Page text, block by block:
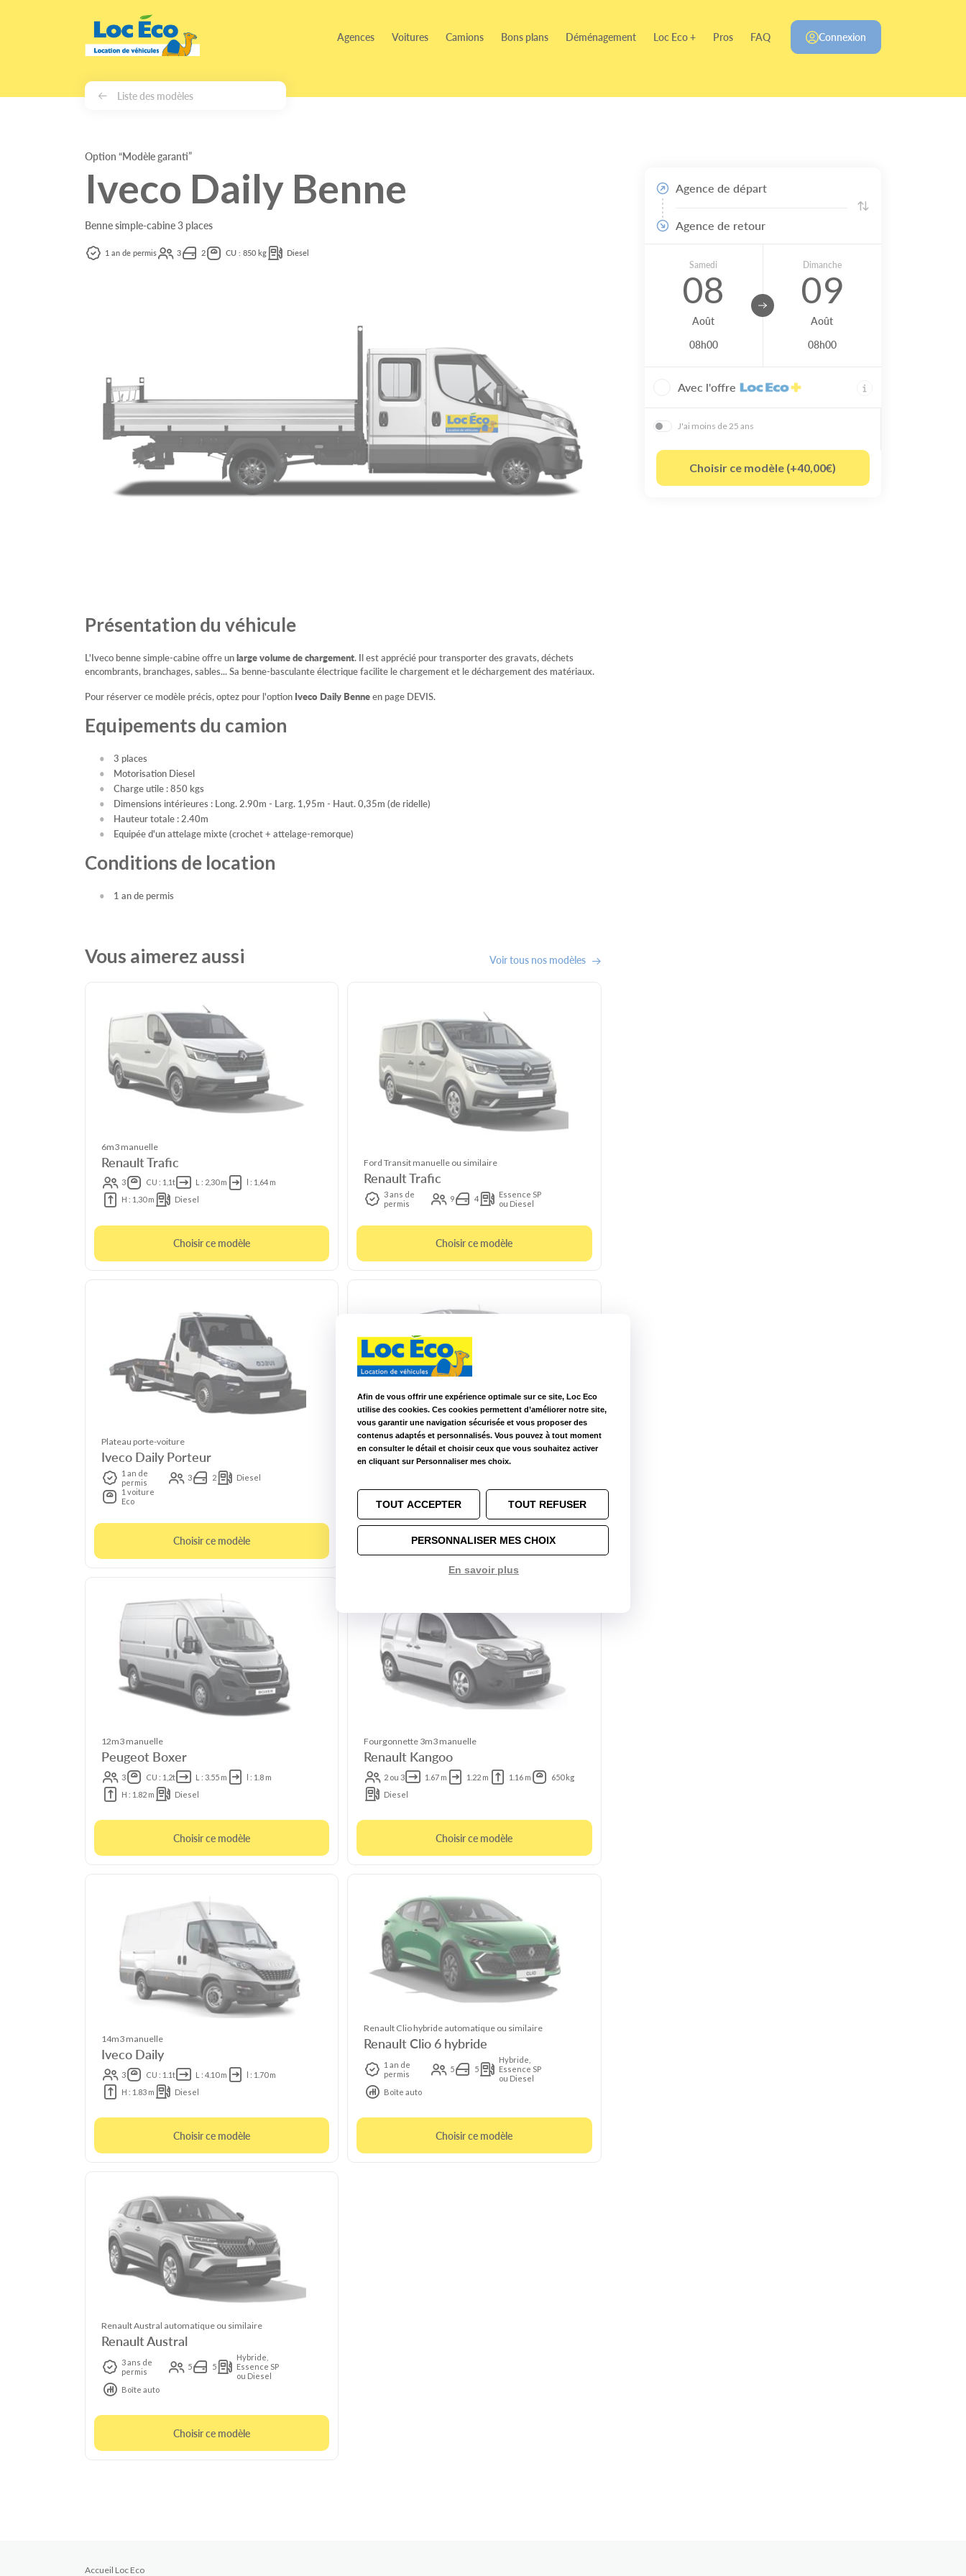
Agences Voitures Camions Bons plans Déménagement Loc Eco + Pros FAQ Connexion
Liste des modèles
Option “Modèle garanti”
Iveco Daily Benne
Benne simple-cabine 3 places
1 an de permis 3 2 CU : 850 kg Diesel
Présentation du véhicule
L'Iveco benne simple-cabine offre unlarge volume de chargement. Il est apprécié pour transporter des gravats, déchets
encombrants, branchages, sables... Sa benne-basculante électrique facilite le chargement et le déchargement des matériaux.
Pour réserver ce modèle précis, optez pour l'option Iveco Daily Benneen page DEVIS.
Equipements du camion
3 places
Motorisation Diesel
Charge utile : 850 kgs
Dimensions intérieures : Long. 2.90m - Larg. 1,95m - Haut. 0,35m (de ridelle)
Hauteur totale : 2.40m
Equipée d'un attelage mixte (crochet + attelage-remorque)
Conditions de location
1 an de permis
Vous aimerez aussi Voir tous nos modèles
6m3 manuelle
Renault Trafic
3 CU : 1,1t L : 2,30 m
l : 1,64 m
H : 1,30 m
Diesel
Choisir ce modèle
Ford Transit manuelle ou similaire
Renault Trafic
3 ans de
permis
9 4
Essence SP
ou Diesel
Choisir ce modèle
Plateau porte-voiture
Iveco Daily Porteur
1 an de
permis
3 2
Diesel
1 voiture
Eco
Choisir ce modèle
10m3 manuelle
Peugeot Boxer
Choisir ce modèle
12m3 manuelle
Peugeot Boxer
3 CU : 1,2t L : 3.55 m
l : 1.8 m
H : 1.82 m
Diesel
Choisir ce modèle
Fourgonnette 3m3 manuelle
Renault Kangoo
2 ou 3 1.67 m 1.22 m 1.16 m
650 kg
Diesel
Choisir ce modèle
14m3 manuelle
Iveco Daily
3 CU : 1.1t L : 4.10 m
l : 1.70 m
H : 1.83 m
Diesel
Choisir ce modèle
Renault Clio hybride automatique ou similaire
Renault Clio 6 hybride
1 an de
permis
5 5
Hybride,
Essence SP
ou Diesel
Boîte auto
Choisir ce modèle
Renault Austral automatique ou similaire
Renault Austral
3 ans de
permis
5 5
Hybride,
Essence SP
ou Diesel
Boîte auto
Choisir ce modèle
Agence de départ
Agence de retour
Samedi
08
Août
08h00
Dimanche
09
Août
08h00
Avec l'offre
J'ai moins de 25 ans
Choisir ce modèle (+40,00€)
Accueil Loc Eco
Afin de vous offrir une expérience optimale sur ce site, Loc Eco
utilise des cookies. Ces cookies permettent d’améliorer notre site,
vous garantir une navigation sécurisée et vous proposer des
contenus adaptés et personnalisés. Vous pouvez à tout moment
en consulter le détail et choisir ceux que vous souhaitez activer
en cliquant sur Personnaliser mes choix.
TOUT ACCEPTER TOUT REFUSER
PERSONNALISER MES CHOIX
En savoir plus